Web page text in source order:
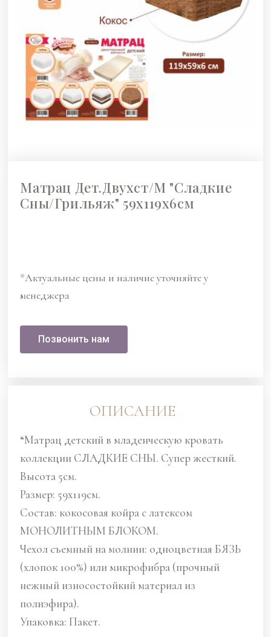
Матрац Дет.двухст/м "Сладкие
Сны/Грильяж" 59x119х6см
*Актуальные цены и наличие уточняйте у
менеджера
Позвонить нам
ОПИСАНИЕ
“Матрац детский в младенческую кровать
коллекции СЛАДКИЕ СНЫ. Супер жесткий.
Высота 5см.
Размер: 59х119см.
Состав: кокосовая койра с латексом
МОНОЛИТНЫМ БЛОКОМ.
Чехол съемный на молнии: одноцветная БЯЗЬ
(хлопок 100%) или микрофибра (прочный
нежный износостойкий материал из
полиэфира).
Упаковка: Пакет.